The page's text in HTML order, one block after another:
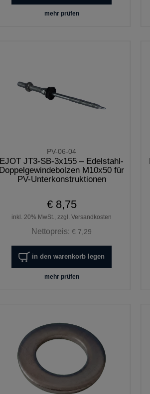
mehr prüfen
PV-06-04
EJOT JT3-SB-3x155 – Edelstahl-
Doppelgewindebolzen M10x50 für
PV-Unterkonstruktionen
€ 8,75
inkl. 20% MwSt., zzgl. Versandkosten
Nettopreis:€ 7,29
in den warenkorb legen
mehr prüfen